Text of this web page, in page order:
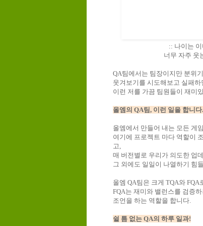
:: 나이는
너무 자주 웃
QA팀에서는 팀장이지만 분위
웃겨보기를 시도해보고 실패
이런 저를 가끔 팀원들이 재미
올엠의 QA팀, 이런 일을 합니다.
올엠에서 만들어 내는 모든 게
여기에 프로젝트 마다 역할이
고,
매 버전별로 우리가 의도한 업
그 외에도 일일이 나열하기 힘
올엠 QA팀은 크게 TQA와
FQA는 재미와 밸런스를 검증
조언을 하는 역할을 합니다.
쉴 틈 없는 QA의 하루 일과!